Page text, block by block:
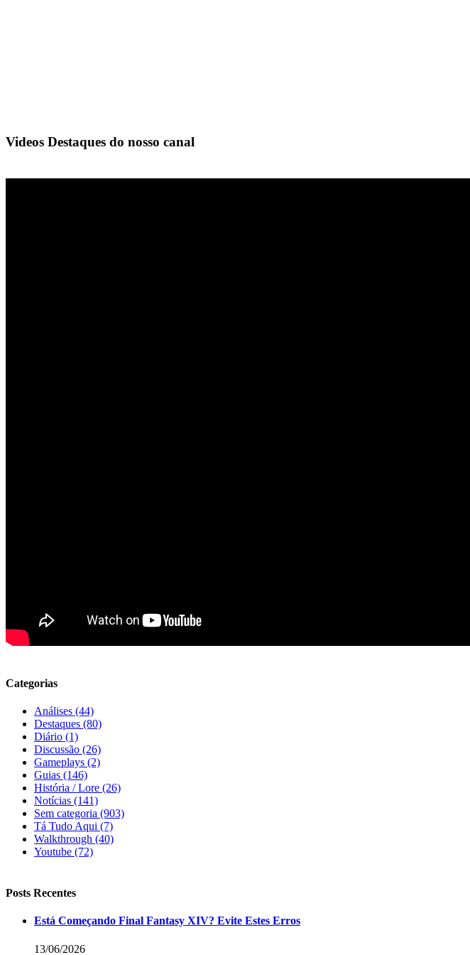
Videos Destaques do nosso canal
Categorias
Análises (44)
Destaques (80)
Diário (1)
Discussão (26)
Gameplays (2)
Guias (146)
História / Lore (26)
Notícias (141)
Sem categoria (903)
Tá Tudo Aqui (7)
Walkthrough (40)
Youtube (72)
Posts Recentes
Está Começando Final Fantasy XIV? Evite Estes Erros
13/06/2026